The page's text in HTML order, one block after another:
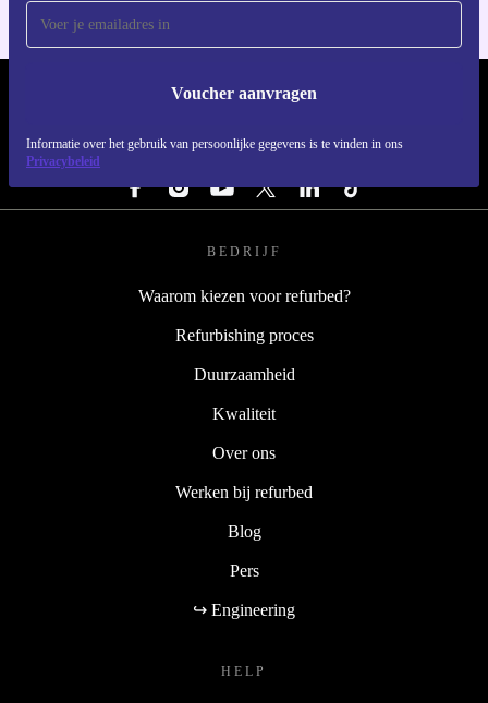
Voucher aanvragen
Informatie over het gebruik van persoonlijke gegevens is te vinden in ons
Privacybeleid
REFURBED NEDERLAND - RETHINK NEW.
VOLG ONS
BEDRIJF
Waarom kiezen voor refurbed?
Refurbishing proces
Duurzaamheid
Kwaliteit
Over ons
Werken bij refurbed
Blog
Pers
↪ Engineering
HELP